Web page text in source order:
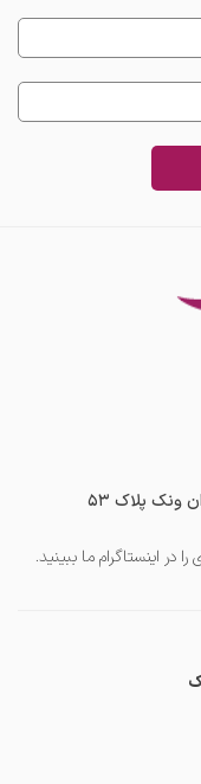
پلاک ۵۳
اینستاگرام ما ببینید.